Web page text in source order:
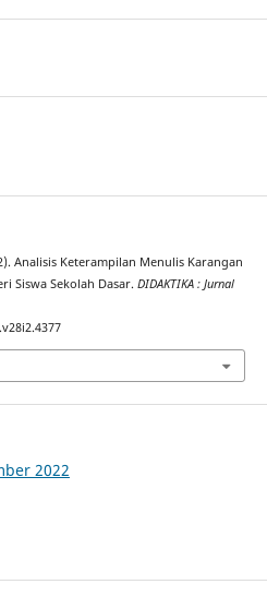
Analisis Keterampilan Menulis Karangan
Siswa Sekolah Dasar. DIDAKTIKA : Jurnal
2022